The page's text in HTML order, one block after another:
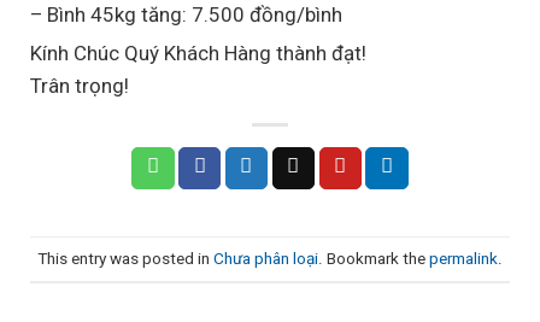
– Bình 45kg tăng: 7.500 đồng/bình
Kính Chúc Quý Khách Hàng thành đạt!
Trân trọng!
This entry was posted in Chưa phân loại . Bookmark thepermalink